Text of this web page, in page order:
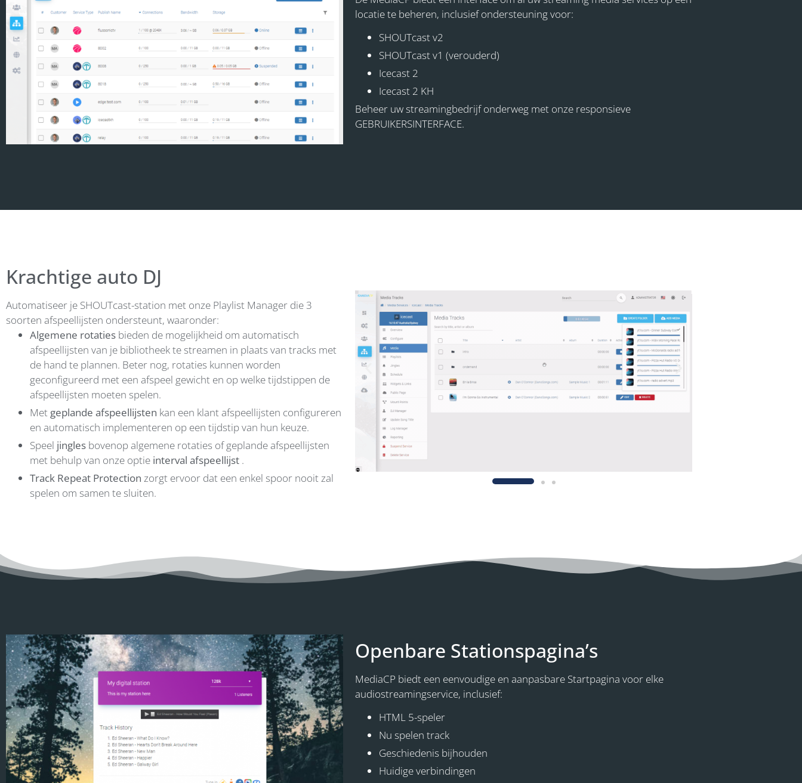
locatie te beheren, inclusief ondersteuning voor:
SHOUTcast v2
SHOUTcast v1 (verouderd)
Icecast 2
Icecast 2 KH
Beheer uw streamingbedrijf onderweg met onze responsieve
GEBRUIKERSINTERFACE.
Krachtige auto DJ
Automatiseer je SHOUTcast-station met onze Playlist Manager die 3
soorten afspeellijsten ondersteunt, waaronder:
Algemene rotaties bieden de mogelijkheid om automatisch
afspeellijsten van je bibliotheek te streamen in plaats van tracks met
de hand te plannen. Beter nog, rotaties kunnen worden
geconfigureerd met een afspeel gewicht en op welke tijdstippen de
afspeellijsten moeten spelen.
Met geplande afspeellijsten kan een klant afspeellijsten configureren
en automatisch implementeren op een tijdstip van hun keuze.
Speel jingles bovenop algemene rotaties of geplande afspeellijsten
met behulp van onze optie interval afspeellijst .
Track Repeat Protection zorgt ervoor dat een enkel spoor nooit zal
spelen om samen te sluiten.
Openbare Stationspagina’s
MediaCP biedt een eenvoudige en aanpasbare Startpagina voor elke
audiostreamingservice, inclusief:
HTML 5-speler
Nu spelen track
Geschiedenis bijhouden
Huidige verbindingen